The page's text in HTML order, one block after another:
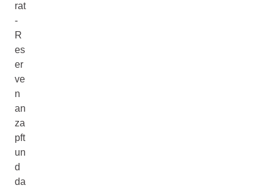
rat
-
R
es
er
ve
n
an
za
pft
un
d
da